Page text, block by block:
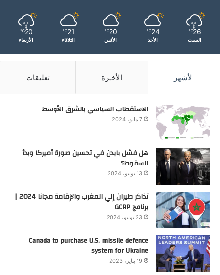
26
℃
السبت
24
℃
الأحد
20
℃
الأثنين
21
℃
الثلاثاء
20
℃
الأربعاء
الأشهر الأخيرة تعليقات
الاستقطاب السياسي بالشرق الأوسط
7 مايو، 2024
هل فشل بايدن في تحسين صورة أميركا وبدأ
السقوط؟
13 يونيو، 2024
تذاكر طيران إلي المغرب والإقامة مجانا 2024 |
برنامج GCRP
23 يونيو، 2024
Canada to purchase U.S. missile defence
system for Ukraine
19 يناير، 2023